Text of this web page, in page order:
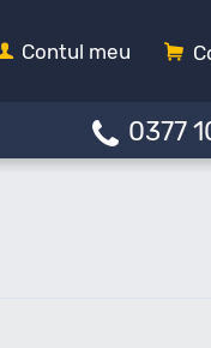
Contul meu
0377